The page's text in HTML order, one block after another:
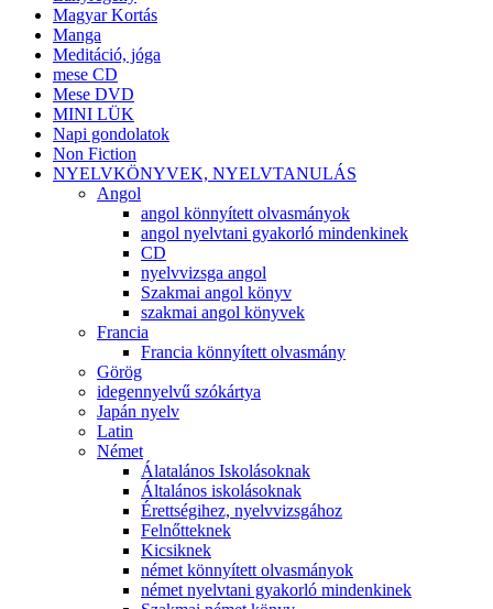
Magyar Kortás
Manga
Meditáció, jóga
mese CD
Mese DVD
MINI LÜK
Napi gondolatok
Non Fiction
NYELVKÖNYVEK, NYELVTANULÁS
Angol
angol könnyített olvasmányok
angol nyelvtani gyakorló mindenkinek
CD
nyelvvizsga angol
Szakmai angol könyv
szakmai angol könyvek
Francia
Francia könnyített olvasmány
Görög
idegennyelvű szókártya
Japán nyelv
Latin
Német
Álatalános Iskolásoknak
Általános iskolásoknak
Érettségihez, nyelvvizsgához
Felnőtteknek
Kicsiknek
német könnyített olvasmányok
német nyelvtani gyakorló mindenkinek